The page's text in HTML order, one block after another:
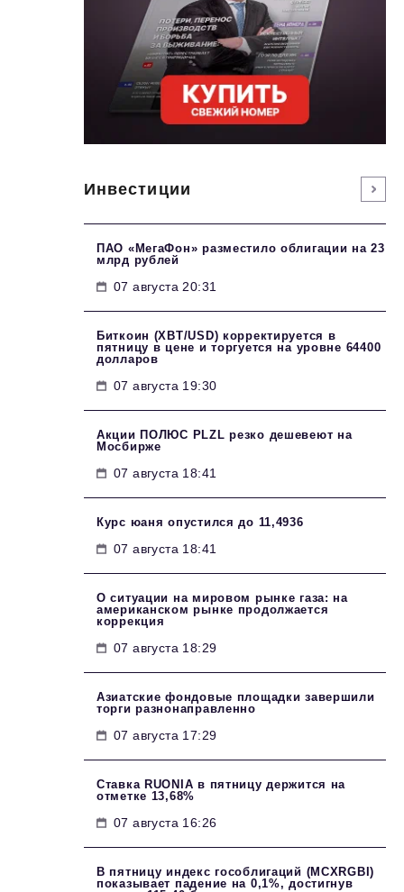
Инвестиции
ПАО «МегаФон» разместило облигации на 23
млрд рублей
07 августа 20:31
Биткоин (XBT/USD) корректируется в
пятницу в цене и торгуется на уровне 64400
долларов
07 августа 19:30
Акции ПОЛЮС PLZL резко дешевеют на
Мосбирже
07 августа 18:41
Курс юаня опустился до 11,4936
07 августа 18:41
О ситуации на мировом рынке газа: на
американском рынке продолжается
коррекция
07 августа 18:29
Азиатские фондовые площадки завершили
торги разнонаправленно
07 августа 17:29
Ставка RUONIA в пятницу держится на
отметке 13,68%
07 августа 16:26
В пятницу индекс гособлигаций (MCXRGBI)
показывает падение на 0,1%, достигнув